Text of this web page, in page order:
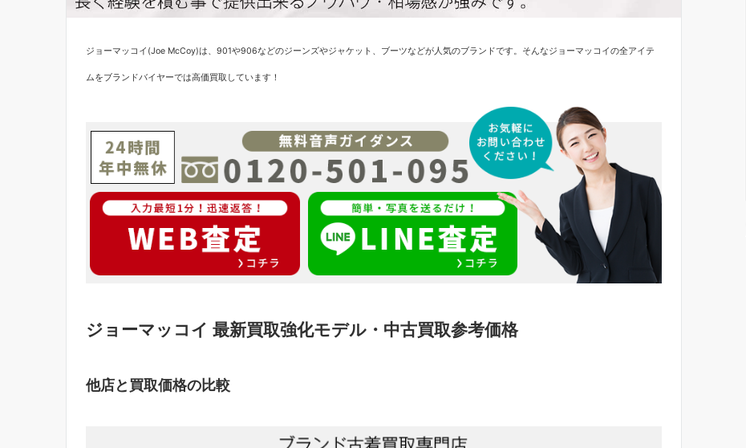
ジョーマッコイ(Joe McCoy)は、901や906などのジーンズやジャケット、ブーツなどが人気のブランドです。 そんなジョーマッコイの全アイテ
ムをブランドバイヤーでは高価買取しています！
ジョーマッコイ 最新買取強化モデル・中古買取参考価格
他店と買取価格の比較